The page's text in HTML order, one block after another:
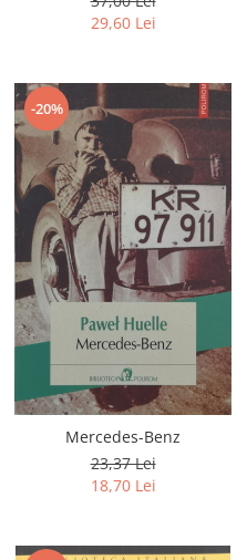
29,60 Lei
-20%
Mercedes-Benz
23,37 Lei
18,70 Lei